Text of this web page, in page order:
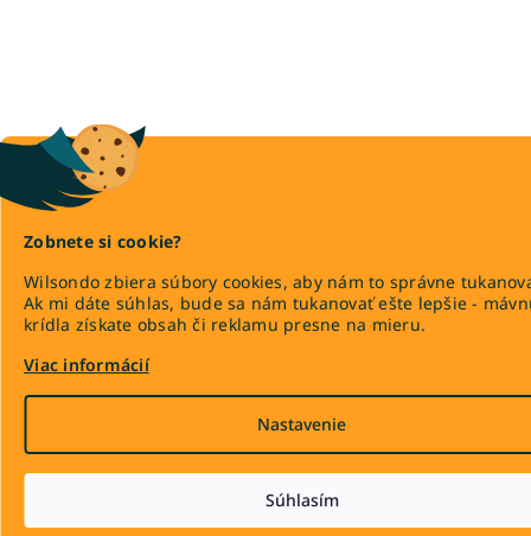
Zobnete si cookie?
Wilsondo zbiera súbory cookies, aby nám to správne
Ak mi dáte súhlas, bude sa nám tukanovať ešte lepšie -
krídla získate obsah či reklamu presne na mieru.
Viac informácií
Nastavenie
Súhlasím